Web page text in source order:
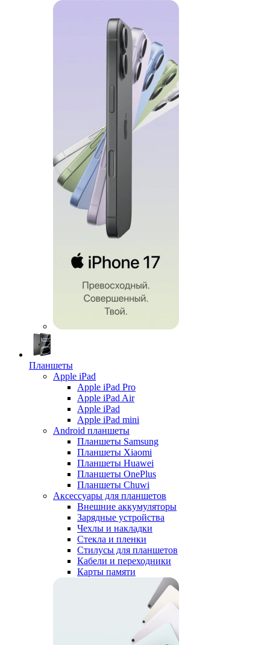
Планшеты
Apple iPad
Apple iPad Pro
Apple iPad Air
Apple iPad
Apple iPad mini
Android планшеты
Планшеты Samsung
Планшеты Xiaomi
Планшеты Huawei
Планшеты OnePlus
Планшеты Chuwi
Аксессуары для планшетов
Внешние аккумуляторы
Зарядные устройства
Чехлы и накладки
Стекла и пленки
Стилусы для планшетов
Кабели и переходники
Карты памяти